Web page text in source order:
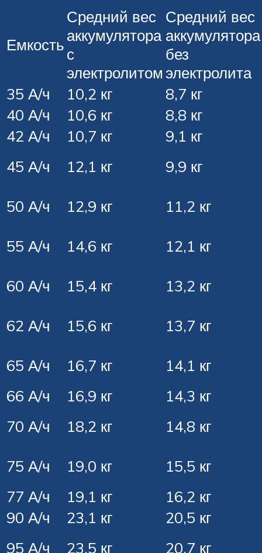
Емкость
Средний вес
аккумулятора
с
электролитом
Средний вес
аккумулятора
без
электролита
35 А/ч
10,2 кг
8,7 кг
40 А/ч
10,6 кг
8,8 кг
42 А/ч
10,7 кг
9,1 кг
45 А/ч
12,1 кг 9,9 кг
50 А/ч 12,9 кг 11,2 кг
55 А/ч 14,6 кг 12,1 кг
60 А/ч 15,4 кг 13,2 кг
62 А/ч 15,6 кг 13,7 кг
65 А/ч 16,7 кг
14,1 кг
66 А/ч
16,9 кг
14,3 кг
70 А/ч
18,2 кг 14,8 кг
75 А/ч 19,0 кг
15,5 кг
77 А/ч
19,1 кг
16,2 кг
90 А/ч
23,1 кг
20,5 кг
95 А/ч
23,5 кг
20,7 кг